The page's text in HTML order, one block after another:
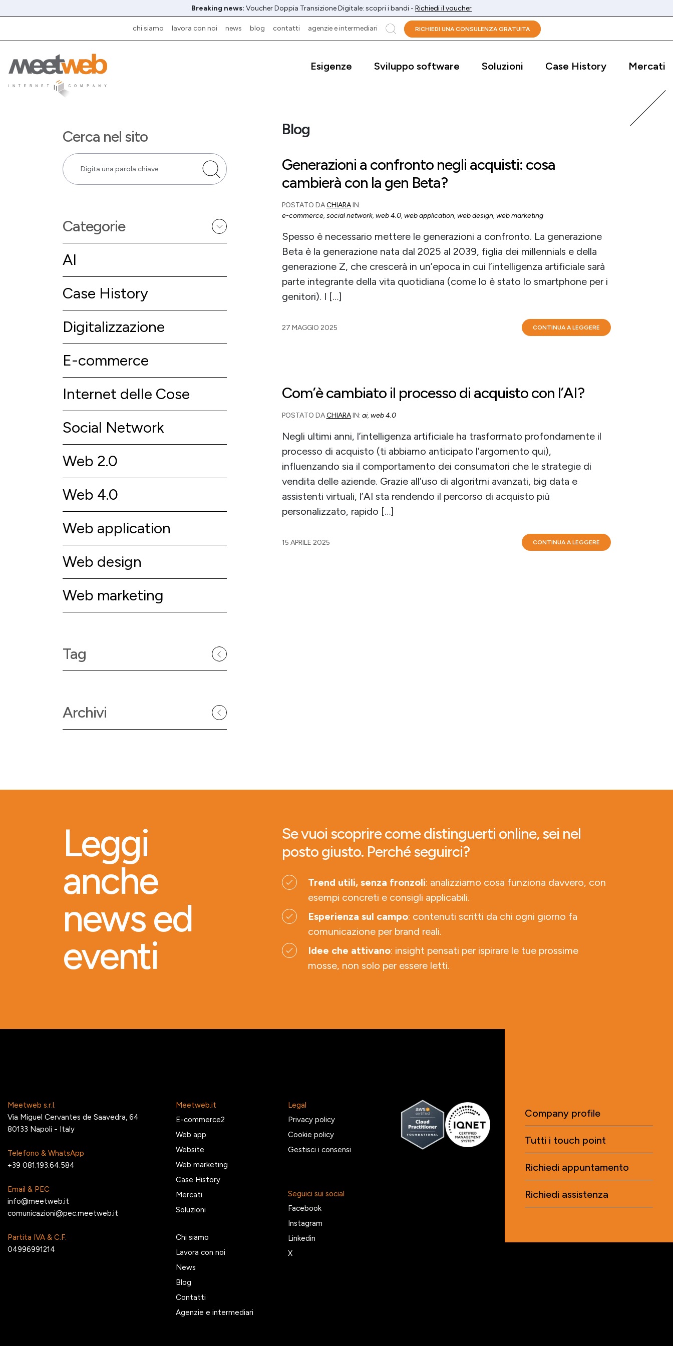
Breaking news: Voucher Doppia Transizione Digitale: scopri i bandi - Richiedi il voucher
chi siamo lavora con noi news blog contatti agenzie e intermediari cerca
RICHIEDI UNA CONSULENZA GRATUITA
Esigenze Sviluppo software Soluzioni Case History Mercati
Cerca nel sito
Categorie
AI
Case History
Digitalizzazione
E-commerce
Internet delle Cose
Social Network
Web 2.0
Web 4.0
Web application
Web design
Web marketing
Tag
Archivi
Blog
Generazioni a confronto negli acquisti: cosa
cambierà con la gen Beta?
POSTATO DACHIARAIN:
e-commerce, social network, web 4.0, web application, web design, web marketing
Spesso è necessario mettere le generazioni a confronto. La generazione
Beta è la generazione nata dal 2025 al 2039, figlia dei millennials e della
generazione Z, che crescerà in un’epoca in cui l’intelligenza artificiale sarà
parte integrante della vita quotidiana (come lo è stato lo smartphone per i
genitori). I […]
27 MAGGIO 2025 CONTINUA A LEGGERE
Com’è cambiato il processo di acquisto con l’AI?
POSTATO DACHIARAIN: ai, web 4.0
Negli ultimi anni, l’intelligenza artificiale ha trasformato profondamente il
processo di acquisto (ti abbiamo anticipato l’argomento qui),
influenzando sia il comportamento dei consumatori che le strategie di
vendita delle aziende. Grazie all’uso di algoritmi avanzati, big data e
assistenti virtuali, l’AI sta rendendo il percorso di acquisto più
personalizzato, rapido […]
15 APRILE 2025 CONTINUA A LEGGERE
Leggi
anche
news ed
eventi
Se vuoi scoprire come distinguerti online, sei nel
posto giusto. Perché seguirci?
Trend utili, senza fronzoli: analizziamo cosa funziona davvero, con
esempi concreti e consigli applicabili.
Esperienza sul campo: contenuti scritti da chi ogni giorno fa
comunicazione per brand reali.
Idee che attivano: insight pensati per ispirare le tue prossime
mosse, non solo per essere letti.
Meetweb s.r.l.
Via Miguel Cervantes de Saavedra, 64
80133 Napoli - Italy
Telefono & WhatsApp
+39 081.193.64.584
Email & PEC
info@meetweb.it
comunicazioni@pec.meetweb.it
Partita IVA & C.F.
04996991214
Meetweb.it
E-commerce2
Web app
Website
Web marketing
Case History
Mercati
Soluzioni
Chi siamo
Lavora con noi
News
Blog
Contatti
Agenzie e intermediari
Legal
Privacy policy
Cookie policy
Gestisci i consensi
Seguici sui social
Facebook
Instagram
Linkedin
X
Company profile
Tutti i touch point
Richiedi appuntamento
Richiedi assistenza